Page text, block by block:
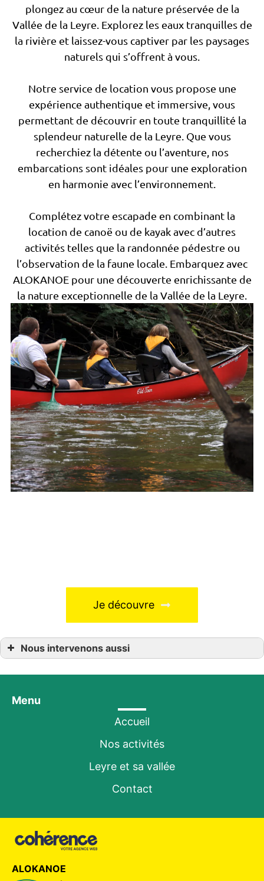
plongez au cœur de la nature préservée de la
Vallée de la Leyre. Explorez les eaux tranquilles de
la rivière et laissez-vous captiver par les paysages
naturels qui s’offrent à vous.
Notre service de location vous propose une
expérience authentique et immersive, vous
permettant de découvrir en toute tranquillité la
splendeur naturelle de la Leyre. Que vous
recherchiez la détente ou l’aventure, nos
embarcations sont idéales pour une exploration
en harmonie avec l’environnement.
Complétez votre escapade en combinant la
location de canoë ou de kayak avec d’autres
activités telles que la randonnée pédestre ou
l’observation de la faune locale. Embarquez avec
ALOKANOE pour une découverte enrichissante de
la nature exceptionnelle de la Vallée de la Leyre.
Je découvre
Nous intervenons aussi
Location canoë kayak à Hostens
Location canoë kayak à Le Barp
Location canoë kayak à Parentis-en-Born
Location canoë kayak à Sanguinet
Menu
Accueil
Nos activités
Leyre et sa vallée
Contact
ALOKANOE